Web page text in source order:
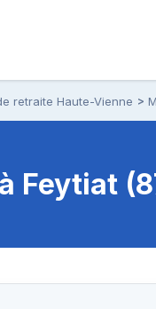
retraite Haute-Vienne
à Feytiat